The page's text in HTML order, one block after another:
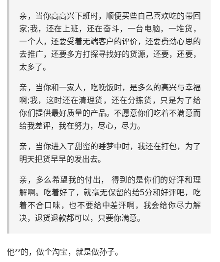
亲，当你高高兴下班时，顺便买些自己喜欢吃的带回
家;我，还在上班，还在奋斗，一台电脑，一堆货，
一个人，还要受着无端客户的评价，还要费劲心思的
去推广，还要多方打探寻找好的货源，还要，还要，
太多了。
亲，当你和一家人，吃晚饭时，是多么的高兴与幸福
啊;我，这时还在清理货，还在分拣货，只是为了给
你们提供最好质量的产品。不愿意你们吃着不满意而
给我差评，我在努力，尽心，尽力。
亲，当你进入了甜蜜的睡梦中时，我还在打包，为了
明天把货早早的发出去。
亲，多么希望我的付出， 得到的是你们的好评和理
解啊。吃着好了，就毫无保留的给5分和好评吧，吃
着不合口味，也不要给中差评啊，我会给你尽力解
决，退货退款都可以，只要你满意。
他**的，做个淘宝，就是做孙子。